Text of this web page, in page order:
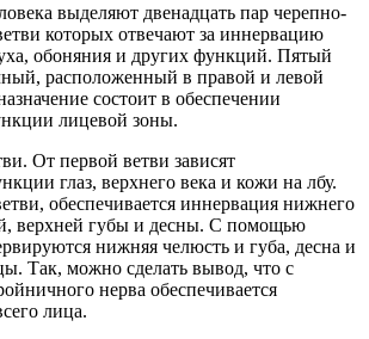
выделяют двенадцать пар черепно-
которых отвечают за иннервацию
обоняния и других функций. Пятый
расположенный в правой и левой
состоит в обеспечении
лицевой зоны.
От первой ветви зависят
глаз, верхнего века и кожи на лбу.
обеспечивается иннервация нижнего
верхней губы и десны. С помощью
нижняя челюсть и губа, десна и
Так, можно сделать вывод, что с
нерва обеспечивается
лица.